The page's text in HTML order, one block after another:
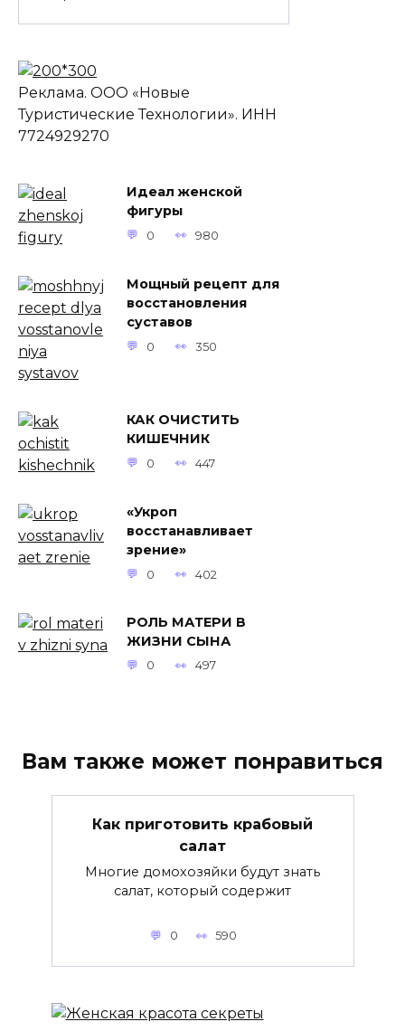
Реклама. ООО «Новые
Туристические Технологии». ИНН
7724929270
Идеал женской
фигуры
0 980
Mощный рецепт для
восстaновления
сyстaвов
0 350
КАК ОЧИСТИТЬ
КИШЕЧНИК
0 447
«Укроп
восстанавливает
зрение»
0 402
РОЛЬ МАТЕРИ В
ЖИЗНИ СЫНА
0 497
Вам также может понравиться
Как приготовить крабовый
салат
Многие домохозяйки будут знать
салат, который содержит
0 590